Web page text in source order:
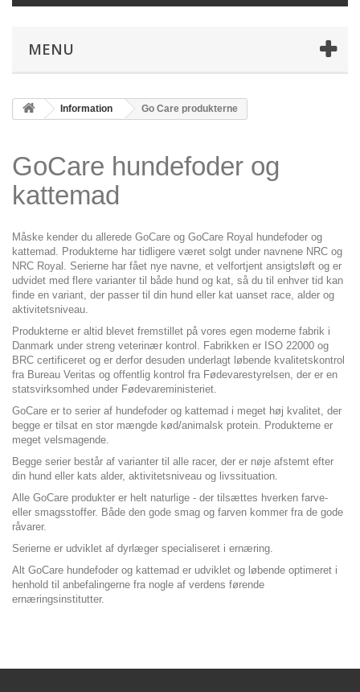
MENU
Information Go Care produkterne
GoCare hundefoder og
kattemad
Måske kender du allerede GoCare og GoCare Royal hundefoder og
kattemad. Produkterne har tidligere været solgt under navnene NRC og
NRC Royal. Serierne har fået nye navne, et velfortjent ansigtsløft og er
udvidet med flere varianter til både hund og kat, så du til enhver tid kan
finde en variant, der passer til din hund eller kat uanset race, alder og
aktivitetsniveau.
Produkterne er altid blevet fremstillet på vores egen moderne fabrik i
Danmark under streng veterinær kontrol. Fabrikken er ISO 22000 og
BRC certificeret og er derfor desuden underlagt løbende kvalitetskontrol
fra Bureau Veritas og offentlig kontrol fra Fødevarestyrelsen, der er en
statsvirksomhed under Fødevareministeriet.
GoCare er to serier af hundefoder og kattemad i meget høj kvalitet, der
begge er tilsat en stor mængde kød/animalsk protein. Produkterne er
meget velsmagende.
Begge serier består af varianter til alle racer, der er nøje afstemt efter
din hund eller kats alder, aktivitetsniveau og livssituation.
Alle GoCare produkter er helt naturlige - der tilsættes hverken farve-
eller smagsstoffer. Både den gode smag og farven kommer fra de gode
råvarer.
Serierne er udviklet af dyrlæger specialiseret i ernæring.
Alt GoCare hundefoder og kattemad er udviklet og løbende optimeret i
henhold til anbefalingerne fra nogle af verdens førende
ernæringsinstitutter.